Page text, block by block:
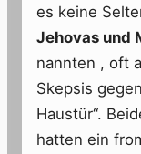
es keine
Jehovas und
nannten , oft
Skepsis
Haustür“.
hatten ein